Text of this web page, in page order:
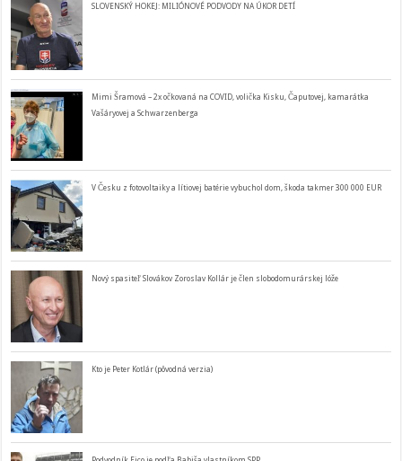
SLOVENSKÝ HOKEJ: MILIÓNOVÉ PODVODY NA ÚKOR DETÍ
Mimi Šramová – 2x očkovaná na COVID, volička Kisku, Čaputovej, kamarátka
Vašáryovej a Schwarzenberga
V Česku z fotovoltaiky a lítiovej batérie vybuchol dom, škoda takmer 300 000 EUR
Nový spasiteľ Slovákov Zoroslav Kollár je člen slobodomurárskej lóže
Kto je Peter Kotlár (pôvodná verzia)